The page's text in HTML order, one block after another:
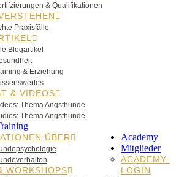
& Qualifikationen
Praxisfälle
Blogartikel
& Erziehung
& VIDEOS
Thema Angsthunde
Thema Angsthunde
ÜBER
WORKSHOPS
Academy
Mitglieder
ACADEMY-
LOGIN